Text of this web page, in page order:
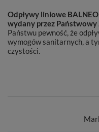
Odpływy liniowe
wydany przez Państwowy
Państwu pewność, że
wymogów sanitarnych, a
czystości.